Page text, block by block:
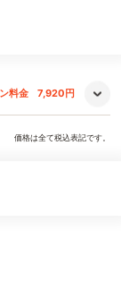
料金 7,920円
価格は全て税込表記です。